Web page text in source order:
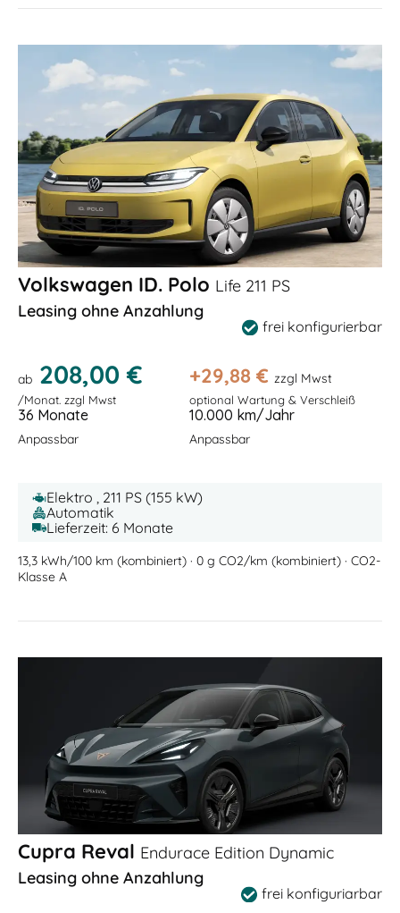
Volkswagen ID. Polo Life 211 PS
Leasing ohne Anzahlung
frei konfigurierbar
ab 208,00 €
/Monat. zzgl Mwst
+29,88 € zzgl Mwst
optional Wartung & Verschleiß
36 Monate
Anpassbar
10.000 km/Jahr
Anpassbar
Elektro , 211 PS (155 kW)
Automatik
Lieferzeit: 6 Monate
13,3 kWh/100 km (kombiniert) · 0 g CO2/km (kombiniert) · CO2-
Klasse A
Cupra Reval Endurace Edition Dynamic
Leasing ohne Anzahlung
frei konfiguriarbar